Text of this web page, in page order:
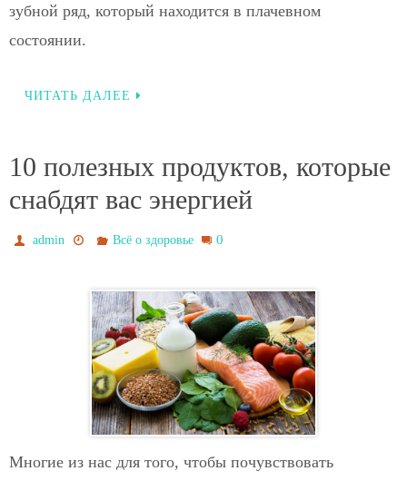
зубной ряд, который находится в плачевном
состоянии.
ЧИТАТЬ ДАЛЕЕ
10 полезных продуктов, которые
снабдят вас энергией
admin Всё о здоровье 0
Многие из нас для того, чтобы почувствовать